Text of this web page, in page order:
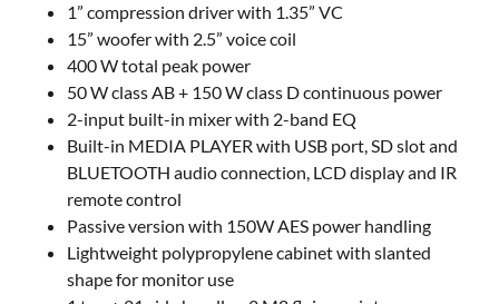
1” compression driver with 1.35” VC
15” woofer with 2.5” voice coil
400 W total peak power
50 W class AB + 150 W class D continuous power
2-input built-in mixer with 2-band EQ
Built-in MEDIA PLAYER with USB port, SD slot and
BLUETOOTH audio connection, LCD display and IR
remote control
Passive version with 150W AES power handling
Lightweight polypropylene cabinet with slanted
shape for monitor use